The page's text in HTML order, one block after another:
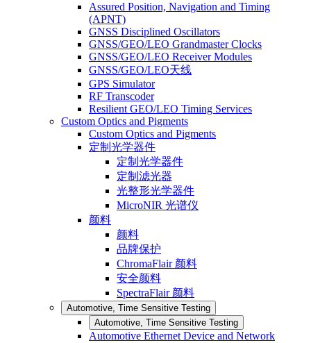
Assured Position, Navigation and Timing
(APNT)
GNSS Disciplined Oscillators
GNSS/GEO/LEO Grandmaster Clocks
GNSS/GEO/LEO Receiver Modules
GNSS/GEO/LEO天线
GPS Simulator
RF Transcoder
Resilient GEO/LEO Timing Services
Custom Optics and Pigments
Custom Optics and Pigments
定制光学器件
定制光学器件
定制滤光器
光整形光学器件
MicroNIR 光谱仪
颜料
颜料
品牌保护
ChromaFlair 颜料
安全颜料
SpectraFlair 颜料
Automotive, Time Sensitive Testing
Automotive, Time Sensitive Testing
Automotive Ethernet Device and Network